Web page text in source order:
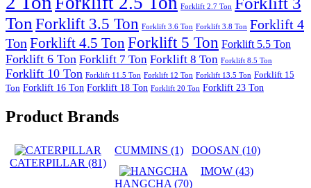
Forklift 2.7 Ton
Ton Forklift 3.5 Ton Forklift 3.6 Ton Forklift 3.8 Ton Forklift 4
Ton Forklift 4.5 Ton Forklift 5 Ton Forklift 5.5 Ton
Forklift 6 Ton Forklift 7 Ton Forklift 8 Ton Forklift 8.5 Ton
Forklift 10 Ton Forklift 11.5 Ton Forklift 12 Ton Forklift 13.5 Ton Forklift 15
Ton Forklift 16 Ton Forklift 18 Ton Forklift 20 Ton Forklift 23 Ton
Product Brands
CATERPILLAR (81)
CUMMINS (1) DOOSAN (10)
HANGCHA (70)
IMOW (43)